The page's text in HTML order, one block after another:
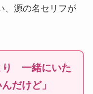
、源の名セリフが
り 一緒にいた
だけど」